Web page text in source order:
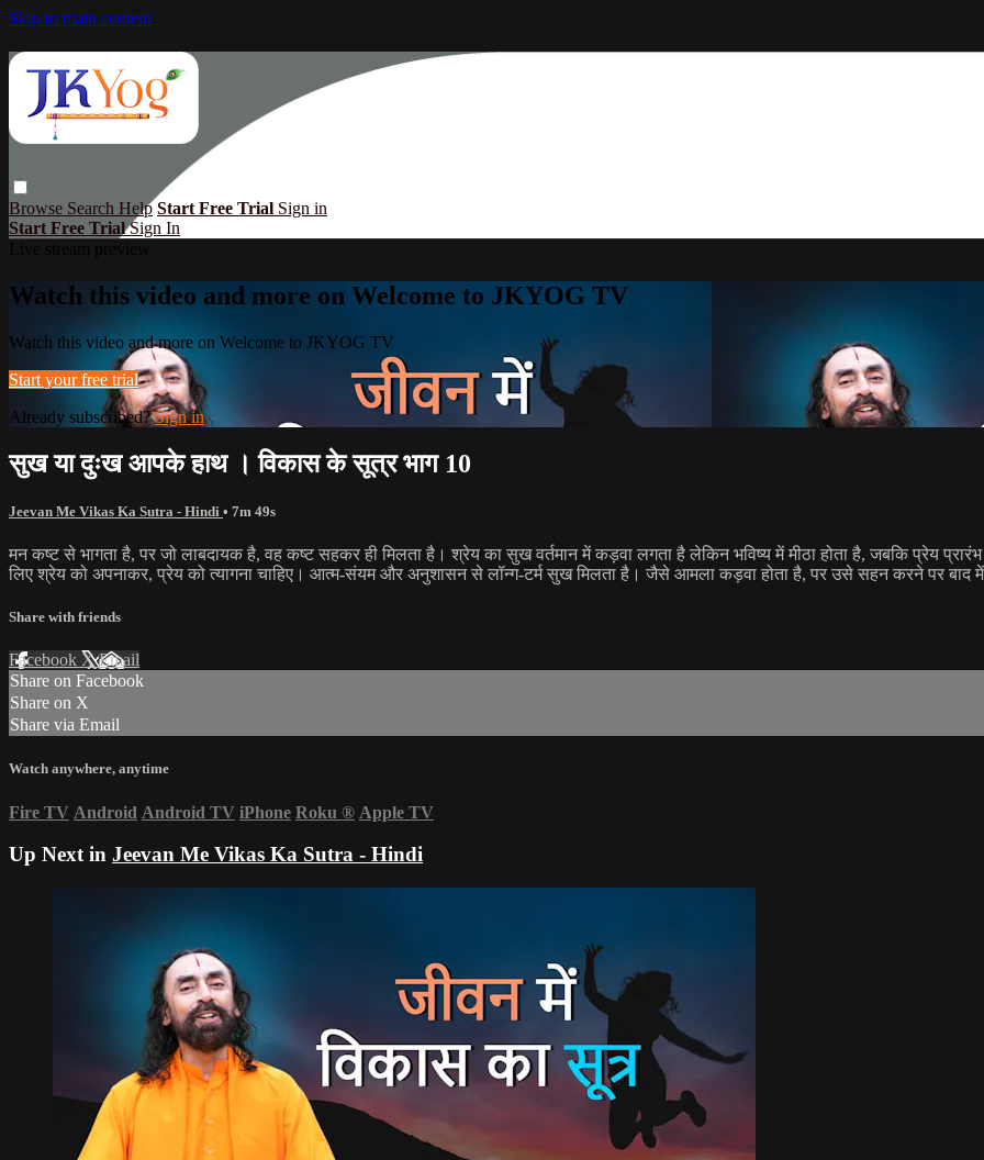
Skip to main content
Browse Search Help Start Free Trial Sign in
Start Free TrialSign In
Watch this video and more on Welcome to JKYOG TV
Watch this video and more on Welcome to JKYOG TV
Start your free trial
Already subscribed?Sign in
सुख या दुःख आपके हाथ । विकास के सूत्र भाग 10
Jeevan Me Vikas Ka Sutra - Hindi • 7m 49s
मन कष्ट से भागता है, पर जो लाबदायक है, वह कष्ट सहकर ही मिलता है। श्रेय का सुख वर्तमान में कड़वा लगता है लेकिन भविष्य में मीठा होता है, जबकि प्रेय
लिए श्रेय को अपनाकर, प्रेय को त्यागना चाहिए। आत्म-संयम और अनुशासन से लॉन्ग-टर्म सुख मिलता है। जैसे आमला कड़वा होता है, पर उसे सहन करने पर बाद में
Share with friends
Facebook XEmail
Share on Facebook
Share on X
Share via Email
Watch anywhere, anytime
Fire TV Android Android TV iPhone Roku ® Apple TV
Up Next in Jeevan Me Vikas Ka Sutra - Hindi